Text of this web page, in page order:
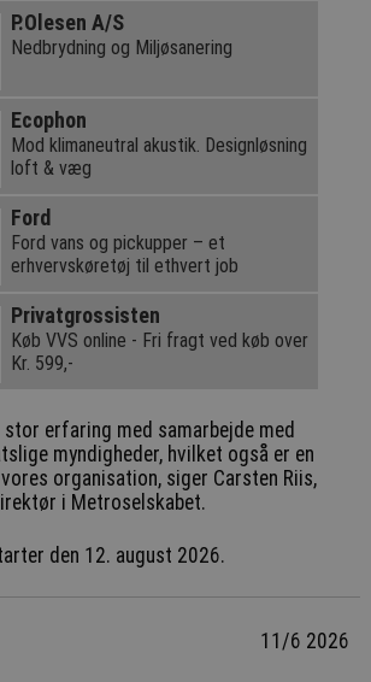
P.Olesen A/S
Nedbrydning og Miljøsanering
Ecophon
Mod klimaneutral akustik. Designløsning
loft & væg
Ford
Ford vans og pickupper – et
erhvervskøretøj til ethvert job
Privatgrossisten
Køb VVS online - Fri fragt ved køb over
Kr. 599,-
erfaring med samarbejde med
myndigheder, hvilket også er en
organisation, siger Carsten Riis,
i Metroselskabet.
den 12. august 2026.
11/6 2026